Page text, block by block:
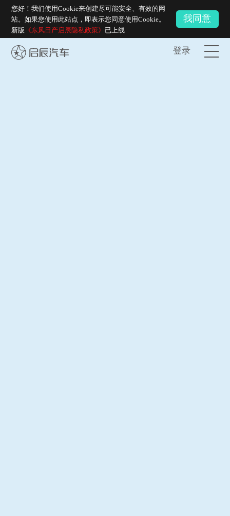
您好！我们使用Cookie来创建尽可能安全、有效的网
站。如果您使用此站点，即表示您同意使用Cookie。
新版 《东风日产启辰隐私政策》 已上线
我同意
登录